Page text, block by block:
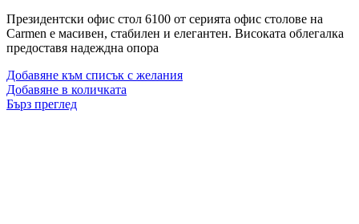
Президентски офис стол 6100 от серията офис столове на
Carmen е масивен, стабилен и елегантен. Високата облегалка
предоставя надеждна опора
Добавяне към списък с желания
Добавяне в количката
Бърз преглед